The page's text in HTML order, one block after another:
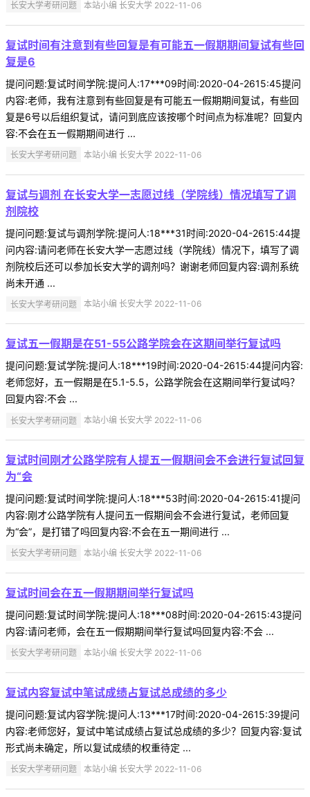
长安大学考研问题 本站小编 长安大学 2022-11-06
复试时间有注意到有些回复是有可能五一假期期间复试有些回
复是6
提问问题:复试时间学院:提问人:17***09时间:2020-04-2615:45提问
内容:老师，我有注意到有些回复是有可能五一假期期间复试，有些回
复是6号以后组织复试，请问到底应该按哪个时间点为标准呢？回复内
容:不会在五一假期期间进行 ...
长安大学考研问题 本站小编 长安大学 2022-11-06
复试与调剂 在长安大学一志愿过线（学院线）情况填写了调
剂院校
提问问题:复试与调剂学院:提问人:18***31时间:2020-04-2615:44提
问内容:请问老师在长安大学一志愿过线（学院线）情况下，填写了调
剂院校后还可以参加长安大学的调剂吗？谢谢老师回复内容:调剂系统
尚未开通 ...
长安大学考研问题 本站小编 长安大学 2022-11-06
复试五一假期是在51-55公路学院会在这期间举行复试吗
提问问题:复试学院:提问人:18***19时间:2020-04-2615:44提问内容:
老师您好，五一假期是在5.1-5.5，公路学院会在这期间举行复试吗？
回复内容:不会 ...
长安大学考研问题 本站小编 长安大学 2022-11-06
复试时间刚才公路学院有人提五一假期间会不会进行复试回复
为“会
提问问题:复试时间学院:提问人:18***53时间:2020-04-2615:41提问
内容:刚才公路学院有人提问五一假期间会不会进行复试，老师回复
为“会”，是打错了吗回复内容:不会在五一期间进行 ...
长安大学考研问题 本站小编 长安大学 2022-11-06
复试时间会在五一假期期间举行复试吗
提问问题:复试时间学院:提问人:18***08时间:2020-04-2615:43提问
内容:请问老师，会在五一假期期间举行复试吗回复内容:不会 ...
长安大学考研问题 本站小编 长安大学 2022-11-06
复试内容复试中笔试成绩占复试总成绩的多少
提问问题:复试内容学院:提问人:13***17时间:2020-04-2615:39提问
内容:老师您好，复试中笔试成绩占复试总成绩的多少？回复内容:复试
形式尚未确定，所以复试成绩的权重待定 ...
长安大学考研问题 本站小编 长安大学 2022-11-06